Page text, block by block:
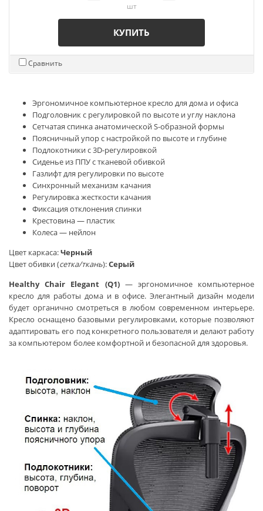
шт
КУПИТЬ
Сравнить
Эргономичное компьютерное кресло для дома и офиса
Подголовник с регулировкой по высоте и углу наклона
Сетчатая спинка анатомической S-образной формы
Поясничный упор с настройкой по высоте и глубине
Подлокотники с 3D-регулировкой
Сиденье из ППУ с тканевой обивкой
Газлифт для регулировки по высоте
Синхронный механизм качания
Регулировка жесткости качания
Фиксация отклонения спинки
Крестовина — пластик
Колеса — нейлон
Цвет каркаса:Черный
Цвет обивки (сетка/ткань):Серый
Healthy Chair Elegant (Q1)— эргономичное компьютерное
кресло для работы дома и в офисе. Элегантный дизайн модели
будет органично смотреться в любом современном интерьере.
Кресло оснащено базовыми регулировками, которые позволяют
адаптировать его под конкретного пользователя и делают работу
за компьютером более комфортной и безопасной для здоровья.